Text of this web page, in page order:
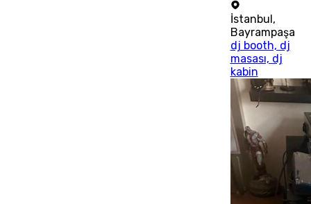
İstanbul,
Bayrampaşa
dj booth, dj
masası, dj
kabin